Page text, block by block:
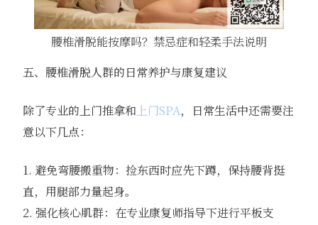
腰椎滑脱能按摩吗？禁忌症和轻柔手法说明
五、腰椎滑脱人群的日常养护与康复建议
除了专业的上门推拿和 上门SPA，日常生活中还需要注
意以下几点：
1. 避免弯腰搬重物：捡东西时应先下蹲，保持腰背挺
直，用腿部力量起身。
2. 强化核心肌群：在专业康复师指导下进行平板支